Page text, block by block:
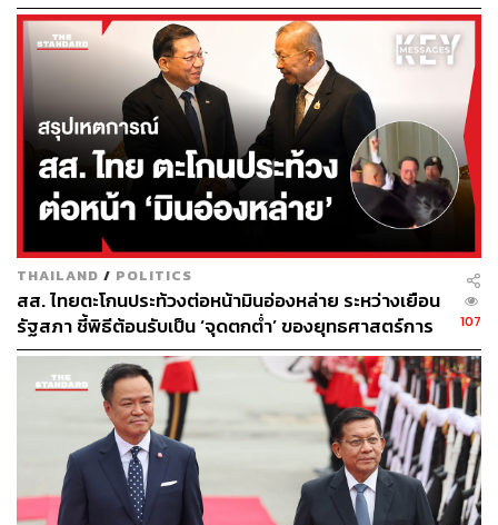
THAILAND / POLITICS
สส. ไทยตะโกนประท้วงต่อหน้ามินอ่องหล่าย ระหว่างเยือน
รัฐสภา ชี้พิธีต้อนรับเป็น ‘จุดตกต่ำ’ ของยุทธศาสตร์การ
ทูตไทย
107